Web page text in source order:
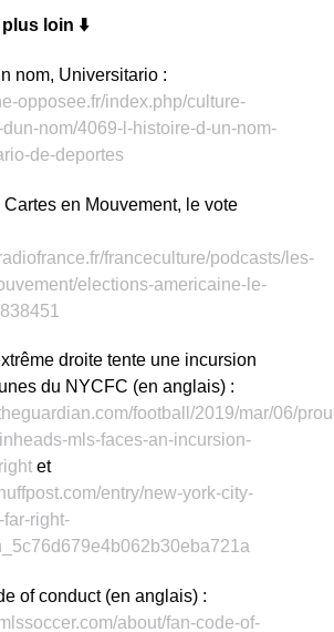
loin ⬇️
nom, Universitario :
opposee.fr/index.php/culture-
nom/4069-l-histoire-d-un-nom-
de-deportes
Cartes en Mouvement, le vote
franceculture/podcasts/les-
elections-americaine-le-
droite tente une incursion
du NYCFC (en anglais) :
football/2019/mar/06/
mls-faces-an-incursion-
et
entry/new-york-city-
right-
of conduct (en anglais) :
about/fan-code-of-